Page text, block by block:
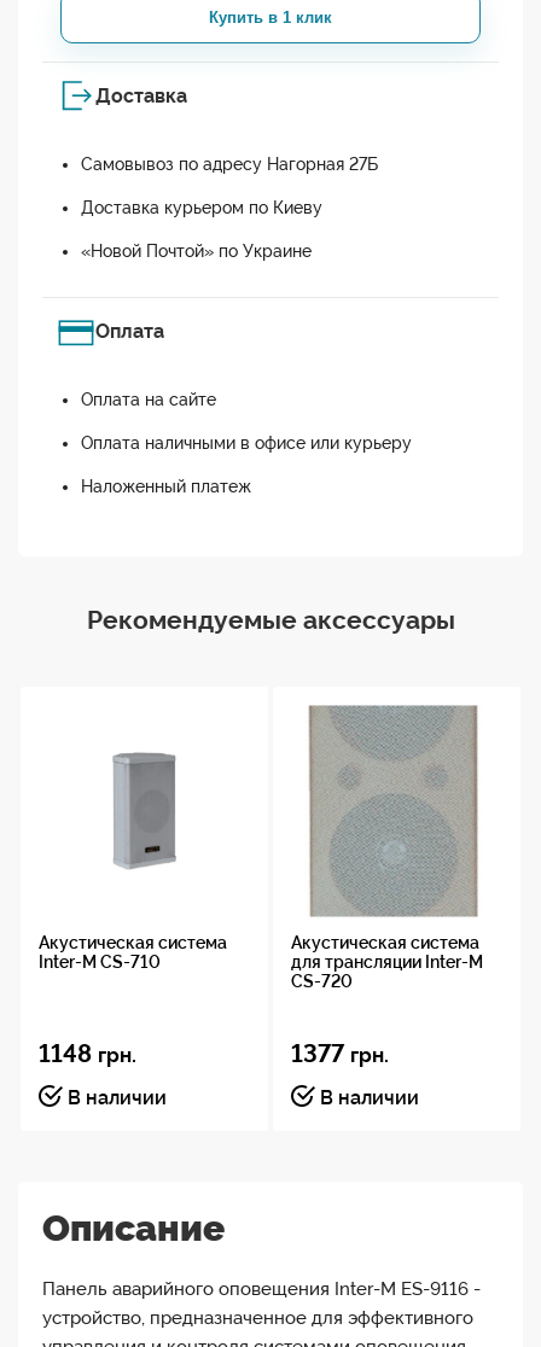
Купить в 1 клик
Доставка
Самовывоз по адресу Нагорная 27Б
Доставка курьером по Киеву
«Новой Почтой» по Украине
Оплата
Оплата на сайте
Оплата наличными в офисе или курьеру
Наложенный платеж
Рекомендуемые аксессуары
Акустическая система
Inter-M CS-710
1148 грн.
В наличии
Акустическая система
для трансляции Inter-M
CS-720
1377 грн.
В наличии
Описание
Панель аварийного оповещения Inter-M ES-9116 -
устройство, предназначенное для эффективного